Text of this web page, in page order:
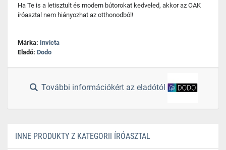
Ha Te is a letisztult és modern bútorokat kedveled, akkor az OAK
íróasztal nem hiányozhat az otthonodból!
Márka: Invicta
Eladó: Dodo
További információkért az eladótól
INNE PRODUKTY Z KATEGORII ÍRÓASZTAL